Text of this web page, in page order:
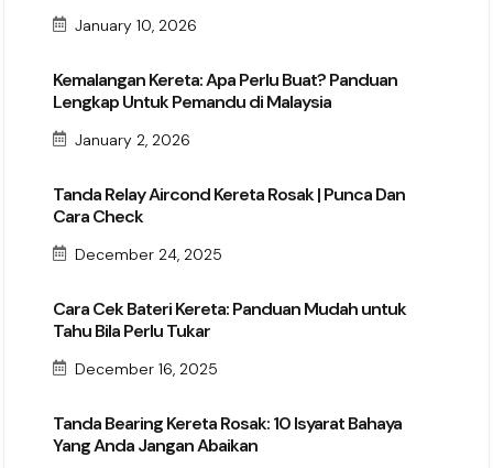
January 10, 2026
Kemalangan Kereta: Apa Perlu Buat? Panduan
Lengkap Untuk Pemandu di Malaysia
January 2, 2026
Tanda Relay Aircond Kereta Rosak | Punca Dan
Cara Check
December 24, 2025
Cara Cek Bateri Kereta: Panduan Mudah untuk
Tahu Bila Perlu Tukar
December 16, 2025
Tanda Bearing Kereta Rosak: 10 Isyarat Bahaya
Yang Anda Jangan Abaikan